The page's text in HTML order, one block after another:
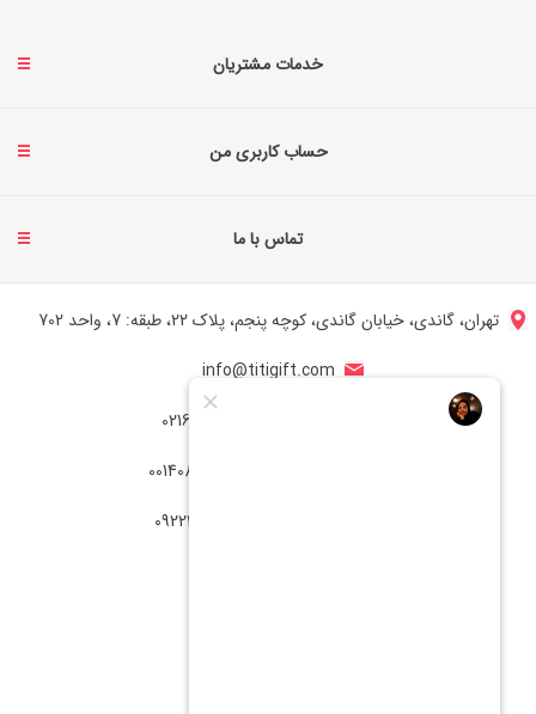
خدمات مشتریان
حساب کاربری من
تماس با ما
تهران، گاندی، خیابان گاندی، کوچه پنجم، پلاک 22، طبقه: 7، واحد 702
info@titigift.com